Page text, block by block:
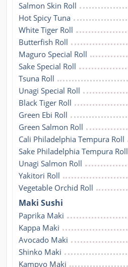
Salmon Skin Roll
Hot Spicy Tuna
White Tiger Roll
Butterfish Roll
Maguro Special Roll
Sake Special Roll
Tsuna Roll
Unagi Special Roll
Black Tiger Roll
Green Ebi Roll
Green Salmon Roll
Cali Philadelphia Tempura Roll
Sake Philadelphia Tempura Roll
Unagi Salmon Roll
Yakitori Roll
Vegetable Orchid Roll
Maki Sushi
Paprika Maki
Kappa Maki
Avocado Maki
Shinko Maki
Kampyo Maki